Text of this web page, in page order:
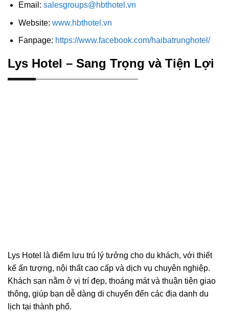
Email: salesgroups@hbthotel.vn
Website: www.hbthotel.vn
Fanpage: https://www.facebook.com/haibatrunghotel/
Lys Hotel – Sang Trọng và Tiện Lợi
Lys Hotel là điểm lưu trú lý tưởng cho du khách, với thiết
kế ấn tượng, nội thất cao cấp và dịch vụ chuyên nghiệp.
Khách sạn nằm ở vị trí đẹp, thoáng mát và thuận tiện giao
thông, giúp bạn dễ dàng di chuyển đến các địa danh du
lịch tại thành phố.